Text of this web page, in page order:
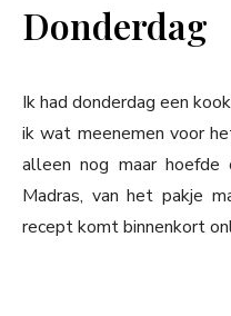
Donderdag
Ik had donderdag een
ik wat meenemen voor
alleen nog maar
Madras, van het pakje
recept komt binnenkort